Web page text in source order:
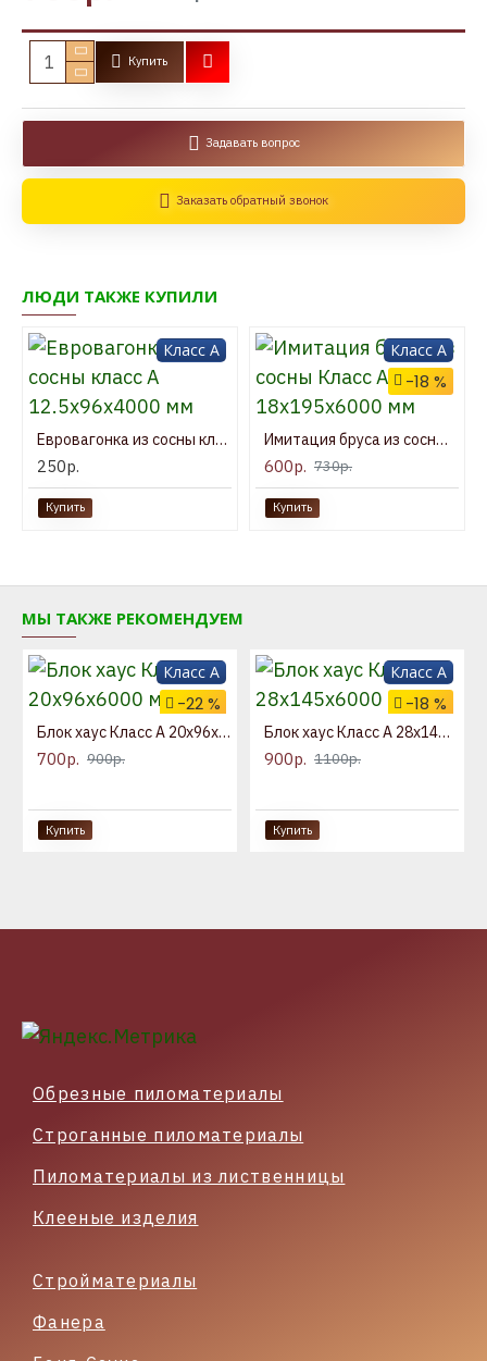
Купить
Задавать вопрос
Заказать обратный звонок
ЛЮДИ ТАКЖЕ КУПИЛИ
Класс A
Евровагонка из сосны класс А 12.5x96x4000 мм
250р.
Купить
Класс A
-18 %
Имитация бруса из сосны Класс А 18x195x6000 мм
600р. 730р.
Купить
МЫ ТАКЖЕ РЕКОМЕНДУЕМ
Класс A
-22 %
Блок хаус Класс А 20x96x6000 мм
700р. 900р.
Купить
Класс A
-18 %
Блок хаус Класс А 28x145x6000 мм
900р. 1100р.
Купить
Обрезные пиломатериалы
Строганные пиломатериалы
Пиломатериалы из лиственницы
Клееные изделия
Стройматериалы
Фанера